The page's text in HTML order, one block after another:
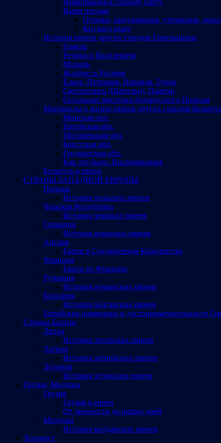
Ваши письма
Отзывы, предложения, уточнения,
Кто кого ищет
История евреев других городов Гомельщины
Гомель
Речица и Василевичи
Мозырь
Жлобин и Рогачев
Ельск, Петриков, Наровля, Туров
Светлогорск (Шатилки), Паричи
Остальные местечки белорусского Полесья
Материалы о жизни евреев других городов
Минская обл.
Витебская обл.
Могилевская обл.
Брестская обл.
Гродненская обл.
Как это было. Воспоминания
Беларусь и евреи
СТРАНЫ ЗАПАДНОЙ ЕВРОПЫ
Польша
История польских евреев
Чешская Республика
История чешских евреев
Германия
История немецких евреев
Англия
Евреи в Соединенном Королевстве
Франция
Евреи во Франции
Румыния
История румынских евреев
Болгария
История болгарских евреев
Еврейские памятники и достопримечательности
Страны Балтии
Литва
История литовских евреев
Латвия
История латвийских евреев
Эстония
История эстонских евреев
Грузия, Молдова
Грузия
Грузия и евреи
От древности до наших дней
Молдова
История молдавских евреев
Холокост